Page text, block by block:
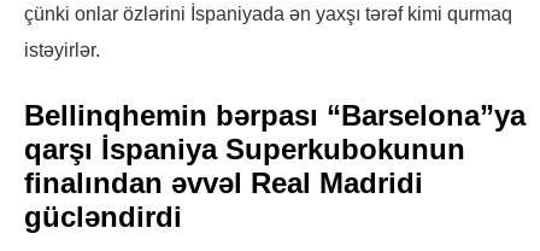
çünki onlar özlərini İspaniyada ən yaxşı tərəf kimi qurmaq
istəyirlər.
Bellinqhemin bərpası “Barselona”ya
qarşı İspaniya Superkubokunun
finalından əvvəl Real Madridi
gücləndirdi